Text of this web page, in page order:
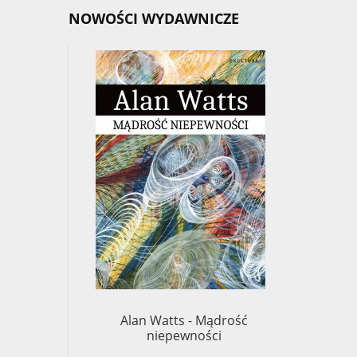
NOWOŚCI WYDAWNICZE
Alan Watts - Mądrość
niepewności